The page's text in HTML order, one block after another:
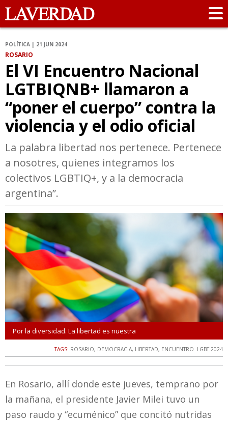
POLÍTICA | 21 JUN 2024
ROSARIO
El VI Encuentro Nacional
LGTBIQNB+ llamaron a
“poner el cuerpo” contra la
violencia y el odio oficial
La palabra libertad nos pertenece. Pertenece
a nosotres, quienes integramos los
colectivos LGBTIQ+, y a la democracia
argentina”.
Por la diversidad. La libertad es nuestra
TAGS: ROSARIO, DEMOCRACIA, LIBERTAD, ENCUENTRO LGBT 2024
En Rosario, allí donde este jueves, temprano por
la mañana, el presidente Javier Milei tuvo un
paso raudo y “ecuménico” que concitó nutridas